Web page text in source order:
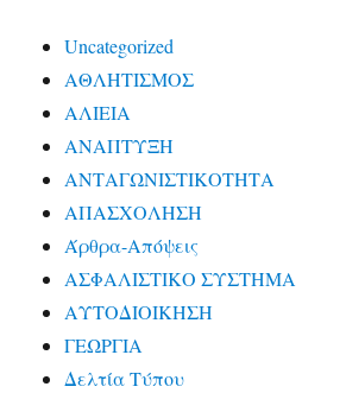
Uncategorized
ΑΘΛΗΤΙΣΜΟΣ
ΑΛΙΕΙΑ
ΑΝΑΠΤΥΞΗ
ΑΝΤΑΓΩΝΙΣΤΙΚΟΤΗΤΑ
ΑΠΑΣΧΟΛΗΣΗ
Άρθρα-Απόψεις
ΑΣΦΑΛΙΣΤΙΚΟ ΣΥΣΤΗΜΑ
ΑΥΤΟΔΙΟΙΚΗΣΗ
ΓΕΩΡΓΙΑ
Δελτία Τύπου